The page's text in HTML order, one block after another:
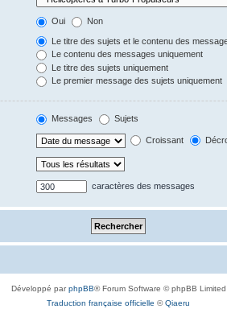
Oui Non
Le titre des sujets et le contenu des
Le contenu des messages uniquement
Le titre des sujets uniquement
Le premier message des sujets uniquement
Messages Sujets
Croissant
caractères des messages
Développé parphpBB® Forum Software © phpBB Limited
Traduction française officielle ©Qiaeru